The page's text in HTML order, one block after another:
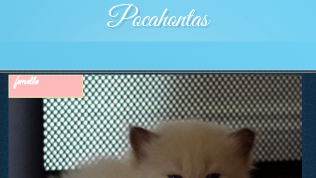
Pocahontas
femelle